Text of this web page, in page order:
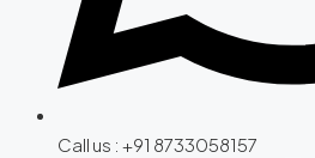
Call us : +91 8733058157